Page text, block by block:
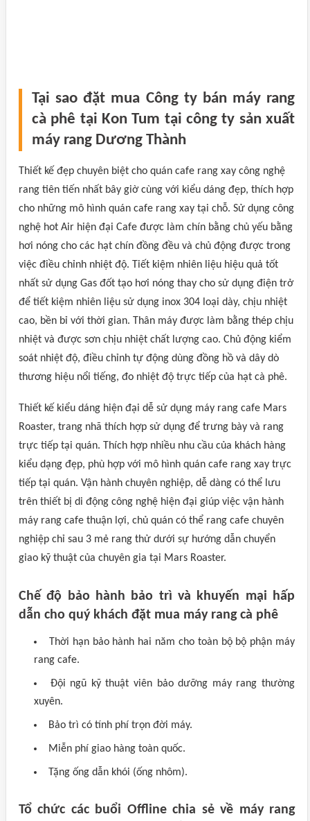
Tại sao đặt mua Công ty bán máy rang
cà phê tại Kon Tum tại công ty sản xuất
máy rang Dương Thành
Thiết kế đẹp chuyên biệt cho quán cafe rang xay công nghệ
rang tiên tiến nhất bây giờ cùng với kiểu dáng đẹp, thích hợp
cho những mô hình quán cafe rang xay tại chỗ. Sử dụng công
nghệ hot Air hiện đại Cafe được làm chín bằng chủ yếu bằng
hơi nóng cho các hạt chín đồng đều và chủ động được trong
việc điều chỉnh nhiệt độ. Tiết kiệm nhiên liệu hiệu quả tốt
nhất sử dụng Gas đốt tạo hơi nóng thay cho sử dụng điện trở
để tiết kiệm nhiên liệu sử dụng inox 304 loại dày, chịu nhiệt
cao, bền bỉ với thời gian. Thân máy được làm bằng thép chịu
nhiệt và được sơn chịu nhiệt chất lượng cao. Chủ động kiểm
soát nhiệt độ, điều chỉnh tự động dùng đồng hồ và dây dò
thương hiệu nổi tiếng, đo nhiệt độ trực tiếp của hạt cà phê.
Thiết kế kiểu dáng hiện đại dễ sử dụng máy rang cafe Mars
Roaster, trang nhã thích hợp sử dụng để trưng bày và rang
trực tiếp tại quán. Thích hợp nhiều nhu cầu của khách hàng
kiểu dạng đẹp, phù hợp với mô hình quán cafe rang xay trực
tiếp tại quán. Vận hành chuyên nghiệp, dễ dàng có thể lưu
trên thiết bị di động công nghệ hiện đại giúp việc vận hành
máy rang cafe thuận lợi, chủ quán có thể rang cafe chuyên
nghiệp chỉ sau 3 mẻ rang thử dưới sự hướng dẫn chuyển
giao kỹ thuật của chuyên gia tại Mars Roaster.
Chế độ bảo hành bảo trì và khuyến mại hấp
dẫn cho quý khách đặt mua máy rang cà phê
Thời hạn bảo hành hai năm cho toàn bộ bộ phận máy
rang cafe.
Đội ngũ kỹ thuật viên bảo dưỡng máy rang thường
xuyên.
Bảo trì có tính phí trọn đời máy.
Miễn phí giao hàng toàn quốc.
Tặng ống dẫn khói (ống nhôm).
Tổ chức các buổi Offline chia sẻ về máy rang